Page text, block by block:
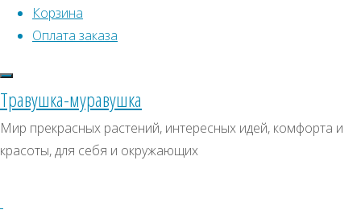
Корзина
Оплата заказа
Травушка-муравушка
Мир прекрасных растений, интересных идей, комфорта и
красоты, для себя и окружающих
Что искать:
Эвкалипт
радужный
Радужный
Радужный
Искать:
СКИДКИ, АКЦИИ
Архивы